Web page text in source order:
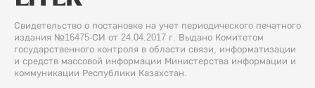
Свидетельство о постановке на учет периодического печатного
издания №16475-СИ от 24.04.2017 г. Выдано Комитетом
государственного контроля в области связи, информатизации
и средств массовой информации Министерства информации и
коммуникации Республики Казахстан.